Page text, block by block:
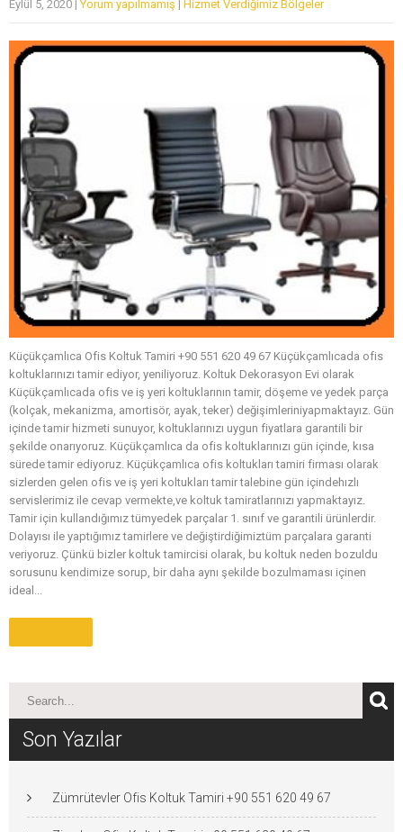
Eylül 5, 2020 |Yorum yapılmamış | Hizmet Verdiğimiz Bölgeler
Küçükçamlıca Ofis Koltuk Tamiri +90 551 620 49 67 Küçükçamlıcada ofis
koltuklarınızı tamir ediyor, yeniliyoruz. Koltuk Dekorasyon Evi olarak
Küçükçamlıcada ofis ve iş yeri koltuklarının tamir, döşeme ve yedek parça
(kolçak, mekanizma, amortisör, ayak, teker) değişimleriniyapmaktayız. Gün
içinde tamir hizmeti sunuyor, koltuklarınızı uygun fiyatlara garantili bir
şekilde onarıyoruz. Küçükçamlıca da ofis koltuklarınızı gün içinde, kısa
sürede tamir ediyoruz. Küçükçamlıca ofis koltukları tamiri firması olarak
sizlerden gelen ofis ve iş yeri koltukları tamir talebine gün içindehızlı
servislerimiz ile cevap vermekte,ve koltuk tamiratlarınızı yapmaktayız.
Tamir için kullandığımız tümyedek parçalar 1. sınıf ve garantili ürünlerdir.
Dolayısı ile yaptığımız tamirlere ve değiştirdiğimiztüm parçalara garanti
veriyoruz. Çünkü bizler koltuk tamircisi olarak, bu koltuk neden bozuldu
sorusunu kendimize sorup, bir daha aynı şekilde bozulmaması içinen
ideal...
Son Yazılar
Zümrütevler Ofis Koltuk Tamiri +90 551 620 49 67